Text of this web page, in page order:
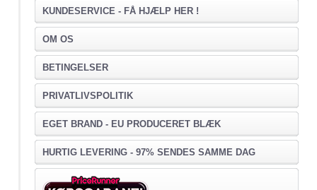
KUNDESERVICE - FÅ HJÆLP HER !
OM OS
BETINGELSER
PRIVATLIVSPOLITIK
EGET BRAND - EU PRODUCERET BLÆK
HURTIG LEVERING - 97% SENDES SAMME DAG